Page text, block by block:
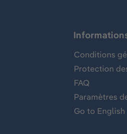
Conditions
Protection
FAQ
Paramètres
Go to